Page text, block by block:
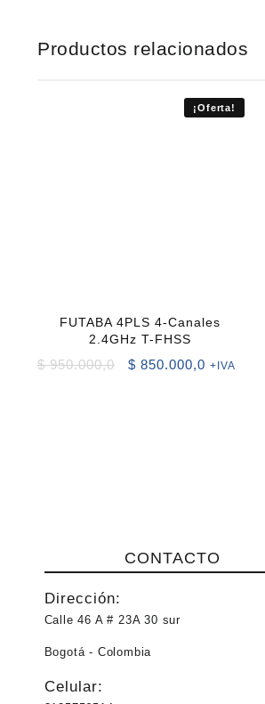
Productos relacionados
¡Oferta!
FUTABA 4PLS 4-Canales
2.4GHz T-FHSS
$950.000,0
El
$ 850.000,0 El
+IVA
CONTACTO
Dirección:
Calle 46 A # 23A 30 sur
Bogotá - Colombia
Celular: